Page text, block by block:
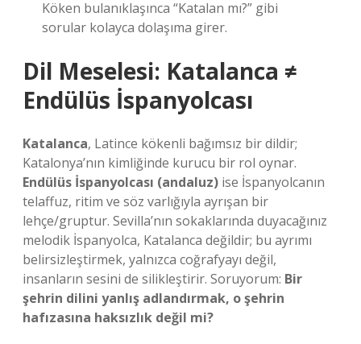
Köken bulanıklaşınca “Katalan mı?” gibi
sorular kolayca dolaşıma girer.
Dil Meselesi: Katalanca ≠
Endülüs İspanyolcası
Katalanca, Latince kökenli bağımsız bir dildir;
Katalonya’nın kimliğinde kurucu bir rol oynar.
Endülüs İspanyolcası (andaluz) ise İspanyolcanın
telaffuz, ritim ve söz varlığıyla ayrışan bir
lehçe/gruptur. Sevilla’nın sokaklarında duyacağınız
melodik İspanyolca, Katalanca değildir; bu ayrımı
belirsizleştirmek, yalnızca coğrafyayı değil,
insanların sesini de silikleştirir. Soruyorum: Bir
şehrin dilini yanlış adlandırmak, o şehrin
hafızasına haksızlık değil mi?